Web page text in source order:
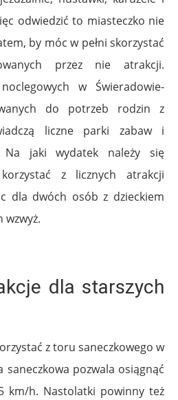
odwiedzić to miasteczko nie
by móc w pełni skorzystać
przez nie atrakcji.
w Świeradowie-
do potrzeb rodzin z
liczne parki zabaw i
Na jaki wydatek należy się
z licznych atrakcji
dla dwóch osób z dzieckiem
wzwyż.
dla starszych
z toru saneczkowego w
saneczkowa pozwala osiągnąć
km/h. Nastolatki powinny też